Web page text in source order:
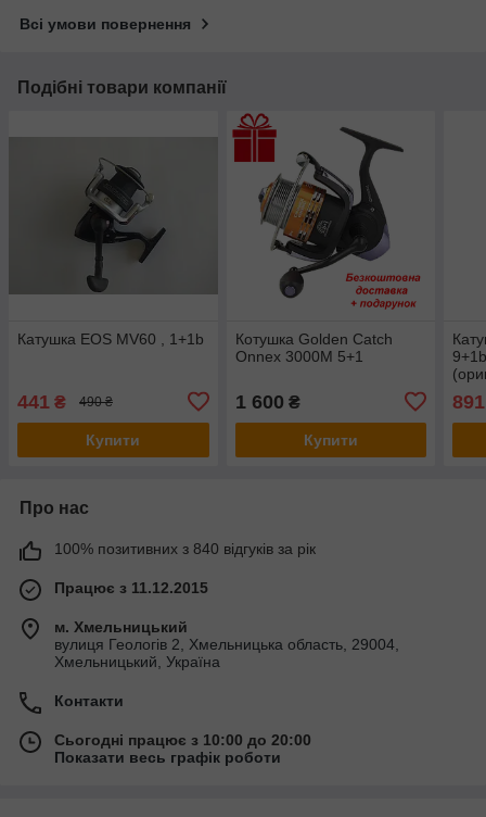
Всі умови повернення
Подібні товари компанії
Катушка EOS MV60 , 1+1b
441 ₴ 490 ₴
Купити
Котушка Golden Catch
Onnex 3000M 5+1
1 600 ₴
Купити
891
Про нас
100% позитивних з 840 відгуків за рік
Працює з 11.12.2015
м. Хмельницький
вулиця Геологів 2, Хмельницька область, 29004,
Хмельницький, Україна
Контакти
Сьогодні працює з 10:00 до 20:00
Показати весь графік роботи